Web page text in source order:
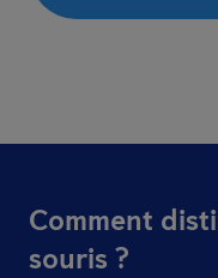
Comment
souris ?